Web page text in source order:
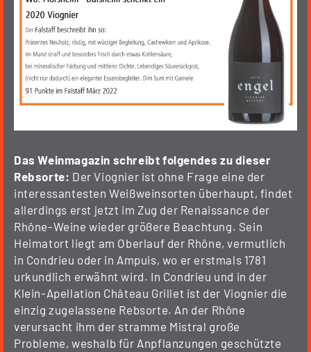
Das Weinmagazin schreibt folgendes zu dieser
Rebsorte: Der Viognier ist ohne Frage eine der
interessantesten Weißweinsorten überhaupt, findet
allerdings erst jetzt im Zug der Renaissance der
Rhône-Weine wieder größere Beachtung. Sein
Heimatort liegt am Oberlauf der Rhône, vermutlich
in Condrieu oder in Ampuis, wo er erstmals 1781
urkundlich erwähnt wird. In Condrieu und in der
Klein-Apellation Château Grillet ist der Viognier die
einzig zugelassene Rebsorte. An der Rhône
verursacht ihm der stramme Mistral große
Probleme, weshalb für Anpflanzungen geschützte